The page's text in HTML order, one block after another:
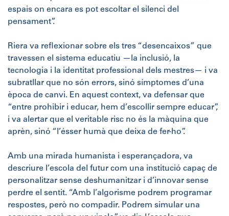
espais on encara es pot escoltar el silenci del
pensament”.
Riera va reflexionar sobre els tres “desencaixos” que
travessen el sistema educatiu —la inclusió, la
tecnologia i la identitat professional dels mestres— i va
subratllar que no són errors, sinó símptomes d’una
època de canvi. En aquest context, va defensar que
“entre prohibir i educar, hem d’escollir sempre educar”,
i va alertar que el veritable risc no és la màquina que
aprèn, sinó “l’ésser humà que deixa de fer-ho”.
Amb una mirada humanista i esperançadora, va
descriure l’escola del futur com una institució capaç de
personalitzar sense deshumanitzar i d’innovar sense
perdre el sentit. “Amb l’algorisme podrem programar
respostes, però no compadir. Podrem simular una